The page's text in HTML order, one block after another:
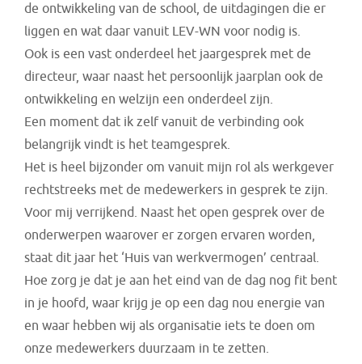
de ontwikkeling van de school, de uitdagingen die er
liggen en wat daar vanuit LEV-WN voor nodig is.
Ook is een vast onderdeel het jaargesprek met de
directeur, waar naast het persoonlijk jaarplan ook de
ontwikkeling en welzijn een onderdeel zijn.
Een moment dat ik zelf vanuit de verbinding ook
belangrijk vindt is het teamgesprek.
Het is heel bijzonder om vanuit mijn rol als werkgever
rechtstreeks met de medewerkers in gesprek te zijn.
Voor mij verrijkend. Naast het open gesprek over de
onderwerpen waarover er zorgen ervaren worden,
staat dit jaar het ‘Huis van werkvermogen’ centraal.
Hoe zorg je dat je aan het eind van de dag nog fit bent
in je hoofd, waar krijg je op een dag nou energie van
en waar hebben wij als organisatie iets te doen om
onze medewerkers duurzaam in te zetten.